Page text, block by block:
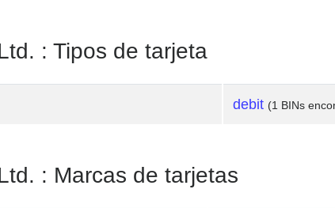
: Tipos de tarjeta
debit (1 BINs
: Marcas de tarjetas